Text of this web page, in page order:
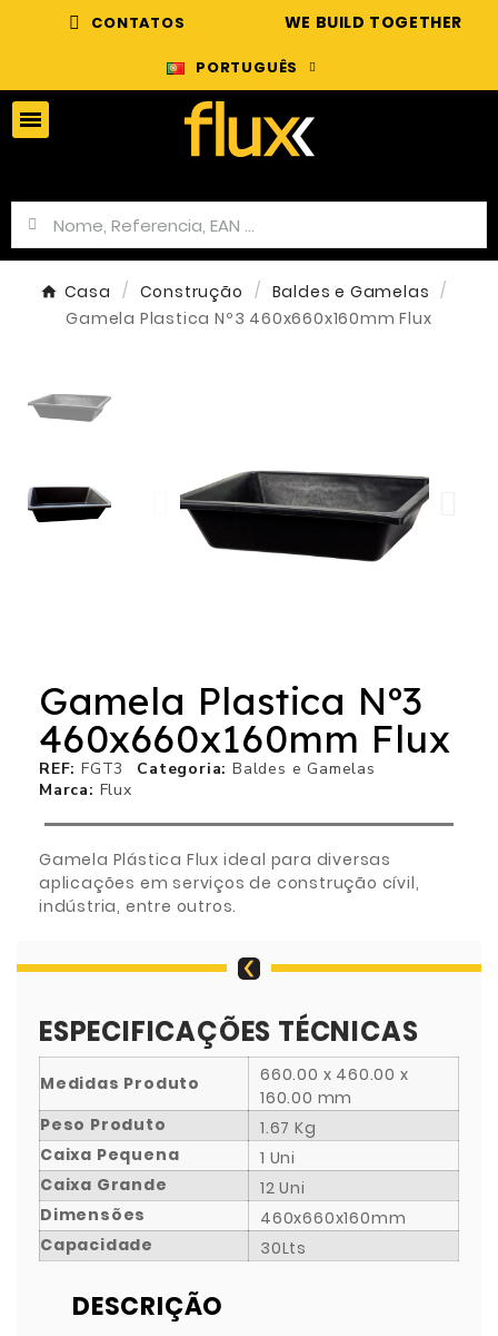
CONTATOS WE BUILD TOGETHER
PORTUGUÊS
Casa Construção
Baldes e Gamelas
Gamela Plastica Nº3 460x660x160mm Flux
Gamela Plastica Nº3
460x660x160mm Flux
REF FGT3 Categoria Baldes e Gamelas
Marca
Flux
Gamela Plástica Flux ideal para diversas
aplicações em serviços de construção cívil,
indústria, entre outros.
ESPECIFICAÇÕES TÉCNICAS
Medidas Produto
660.00 x 460.00 x
160.00 mm
Peso Produto
1.67 Kg
Caixa Pequena
1 Uni
Caixa Grande
12 Uni
Dimensões
460x660x160mm
Capacidade
30Lts
DESCRIÇÃO